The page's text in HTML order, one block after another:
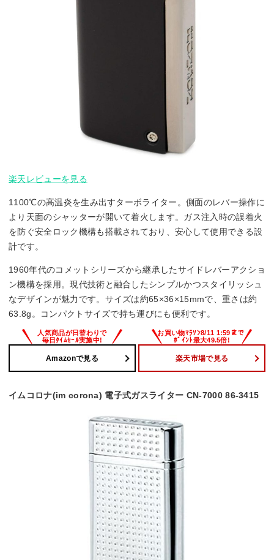
楽天レビューを見る
1100℃の高温炎を生み出すターボライター。側面のレバー操作に
より天面のシャッターが開いて着火します。ガス注入時の誤着火
を防ぐ安全ロック機構も搭載されており、安心して使用できる設
計です。
1960年代のコメットシリーズから継承したサイドレバーアクショ
ン機構を採用。現代技術と融合したシンプルかつスタイリッシュ
なデザインが魅力です。サイズは約65×36×15mmで、重さは約
63.8g。コンパクトサイズで持ち運びにも便利です。
Amazonで見る 楽天市場で見る
イムコロナ(im corona) 電子式ガスライター CN-7000 86-3415